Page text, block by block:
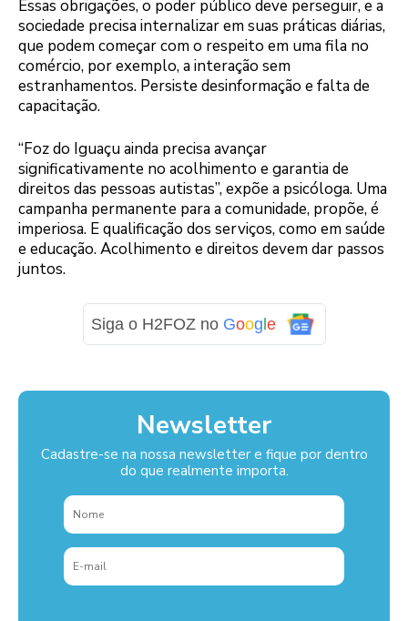
Essas obrigações, o poder público deve perseguir, e a
sociedade precisa internalizar em suas práticas diárias,
que podem começar com o respeito em uma fila no
comércio, por exemplo, a interação sem
estranhamentos. Persiste desinformação e falta de
capacitação.
“Foz do Iguaçu ainda precisa avançar
significativamente no acolhimento e garantia de
direitos das pessoas autistas”, expõe a psicóloga. Uma
campanha permanente para a comunidade, propõe, é
imperiosa. E qualificação dos serviços, como em saúde
e educação. Acolhimento e direitos devem dar passos
juntos.
Siga o H2FOZ no Google
Newsletter
Cadastre-se na nossa newsletter e fique por dentro
do que realmente importa.